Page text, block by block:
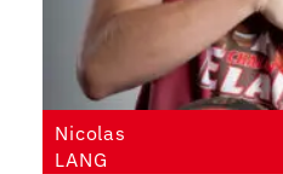
Nicolas
LANG